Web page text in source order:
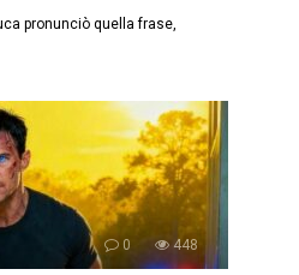
pronunciò quella frase,
0 448